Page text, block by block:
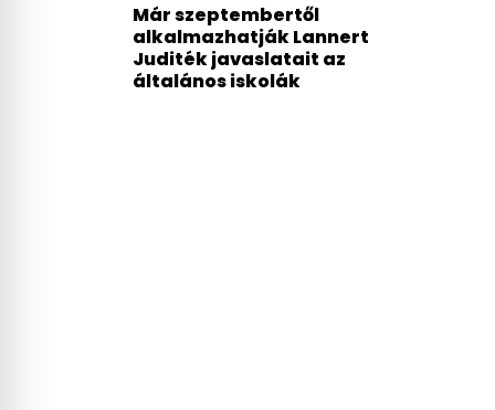
Már szeptembertől
alkalmazhatják Lannert
Juditék javaslatait az
általános iskolák